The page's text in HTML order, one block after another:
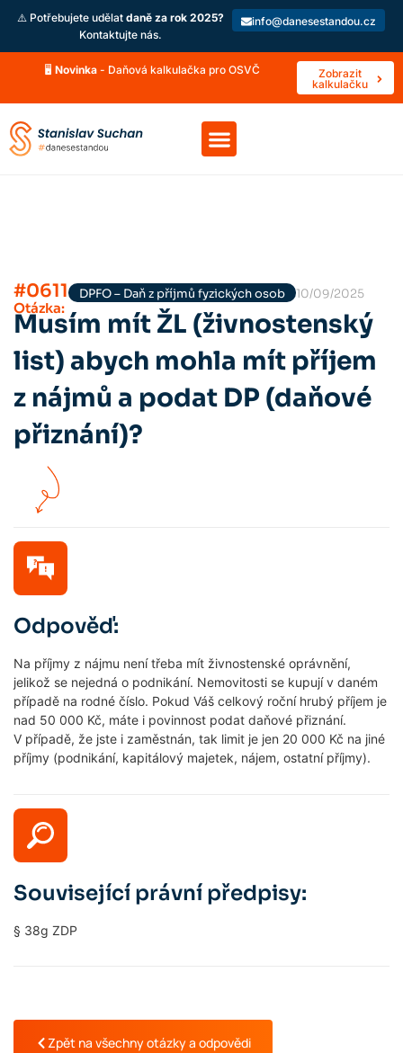
⚠️ Potřebujete udělat daně za rok 2025?
Kontaktujte nás.
info@danesestandou.cz
🖥️Novinka - Daňová kalkulačka pro OSVČ
Zobrazit
kalkulačku
#0611 DPFO – Daň z příjmů fyzických osob 10/09/2025
Otázka:
Musím mít ŽL (živnostenský
list) abych mohla mít příjem
z nájmů a podat DP (daňové
přiznání)?
Odpověď:
Na příjmy z nájmu není třeba mít živnostenské oprávnění,
jelikož se nejedná o podnikání. Nemovitosti se kupují v daném
případě na rodné číslo. Pokud Váš celkový roční hrubý příjem je
nad 50 000 Kč, máte i povinnost podat daňové přiznání.
V případě, že jste i zaměstnán, tak limit je jen 20 000 Kč na jiné
příjmy (podnikání, kapitálový majetek, nájem, ostatní příjmy).
Související právní předpisy:
§ 38g ZDP
Zpět na všechny otázky a odpovědi